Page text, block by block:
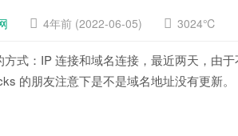
4年前 (2022-06-05) 3024℃
式：IP 连接和域名连接，最近两天，由
的朋友注意下是不是域名地址没有更新。